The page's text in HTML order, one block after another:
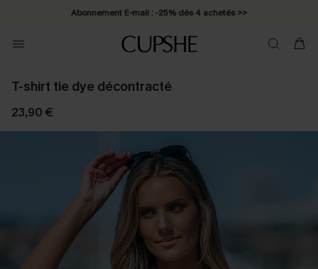
Abonnement E-mail : -25% dès 4 achetés >>
T-shirt tie dye décontracté
23,90 €